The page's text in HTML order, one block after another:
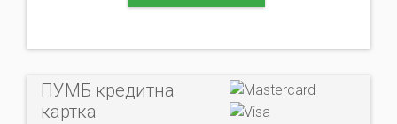
ПУМБ кредитна
картка